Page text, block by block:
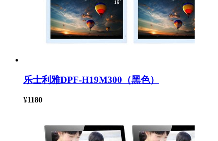
乐士利雅DPF-H19M300（黑色）
¥1180